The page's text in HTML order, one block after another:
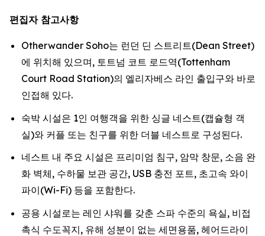
편집자 참고사항
Otherwander Soho는 런던 딘 스트리트(Dean Street)
에 위치해 있으며, 토트넘 코트 로드역(Tottenham
Court Road Station)의 엘리자베스 라인 출입구와 바로
인접해 있다.
숙박 시설은 1인 여행객을 위한 싱글 네스트(캡슐형 객
실)와 커플 또는 친구를 위한 더블 네스트로 구성된다.
네스트 내 주요 시설은 프리미엄 침구, 암막 창문, 소음 완
화 벽체, 수하물 보관 공간, USB 충전 포트, 초고속 와이
파이(Wi-Fi) 등을 포함한다.
공용 시설로는 레인 샤워를 갖춘 스파 수준의 욕실, 비접
촉식 수도꼭지, 유해 성분이 없는 세면용품, 헤어드라이